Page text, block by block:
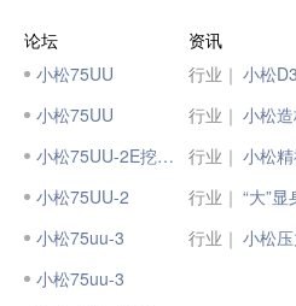
论坛
小松75UU
小松75UU
小松75UU-2E挖掘机
小松75UU-2
小松75uu-3
小松75uu-3
资讯
行业｜
行业｜ 小松
行业｜
行业｜
行业｜ 小松